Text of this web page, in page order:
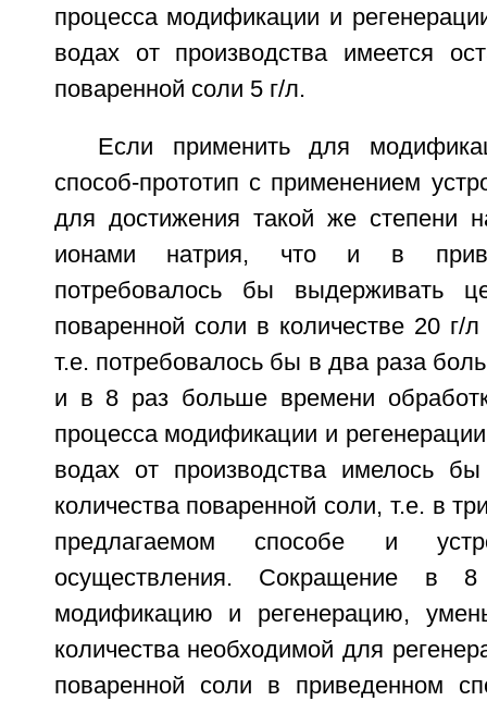
процесса модификации и
водах от производства имеется
поваренной соли 5 г/л.
Если применить для
способ-прототип с применением
для достижения такой же степени
ионами натрия, что и в
потребовалось бы выдерживать
поваренной соли в количестве 20 г/
т.е. потребовалось бы в два раза
и в 8 раз больше времени
процесса модификации и
водах от производства имелось бы
количества поваренной соли, т.е. в
предлагаемом способе и
осуществления. Сокращение в
модификацию и регенерацию,
количества необходимой для
поваренной соли в приведенном